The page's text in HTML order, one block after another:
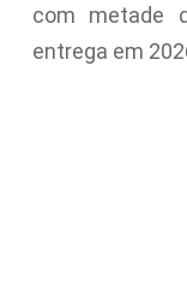
com metade
entrega em